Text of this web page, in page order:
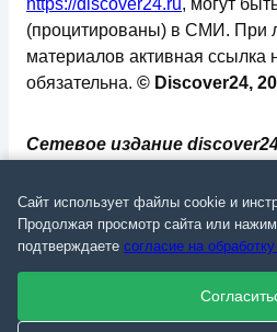
Сетевое издание
надзору в сфере связи,
технологий и массовых
(Роскомнадзор).
ФС 77 - 73793.
(процитированы) в СМИ. При
материалов активная ссылка
обязательна. © Discover24,
Сайт использует файлы cookie и
Продолжая просмотр сайта или
подтверждаете согласие на